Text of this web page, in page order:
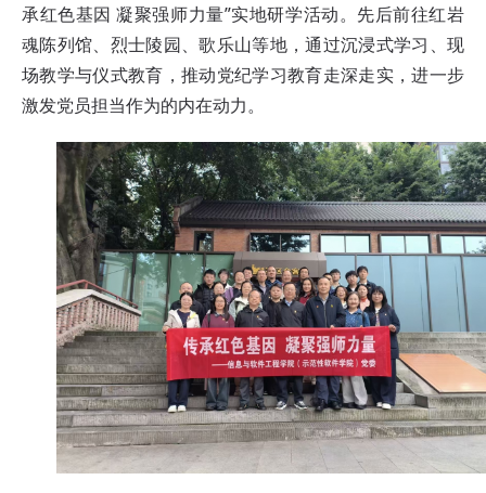
承红色基因 凝聚强师力量”实地研学活动。先后前往红岩
魂陈列馆、烈士陵园、歌乐山等地，通过沉浸式学习、现
场教学与仪式教育，推动党纪学习教育走深走实，进一步
激发党员担当作为的内在动力。